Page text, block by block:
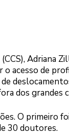
Adriana
acesso de
dos grandes
O primeiro
30 doutores.